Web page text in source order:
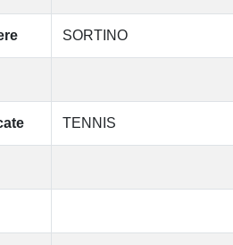
SORTINO
TENNIS